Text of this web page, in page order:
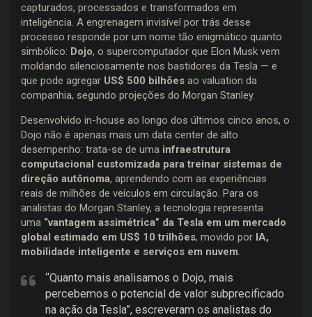
capturados, processados e transformados em
inteligência. A engrenagem invisível por trás desse
processo responde por um nome tão enigmático quanto
simbólico: Dojo, o supercomputador que Elon Musk vem
moldando silenciosamente nos bastidores da Tesla — e
que pode agregar US$ 500 bilhões ao valuation da
companhia, segundo projeções do Morgan Stanley.
Desenvolvido in-house ao longo dos últimos cinco anos, o
Dojo não é apenas mais um data center de alto
desempenho: trata-se de uma infraestrutura
computacional customizada para treinar sistemas de
direção autônoma, aprendendo com as experiências
reais de milhões de veículos em circulação. Para os
analistas do Morgan Stanley, a tecnologia representa
uma “vantagem assimétrica” da Tesla em um mercado
global estimado em US$ 10 trilhões, movido por IA,
mobilidade inteligente e serviços em nuvem.
“Quanto mais analisamos o Dojo, mais
percebemos o potencial de valor subprecificado
na ação da Tesla”, escreveram os analistas do